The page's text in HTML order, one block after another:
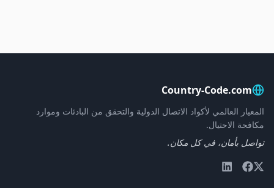
Country-Code.com
المعيار العالمي لأكواد الاتصال الدولية والتحقق من البادئات وموارد
مكافحة الاحتيال.
تواصل بأمان، في كل مكان.